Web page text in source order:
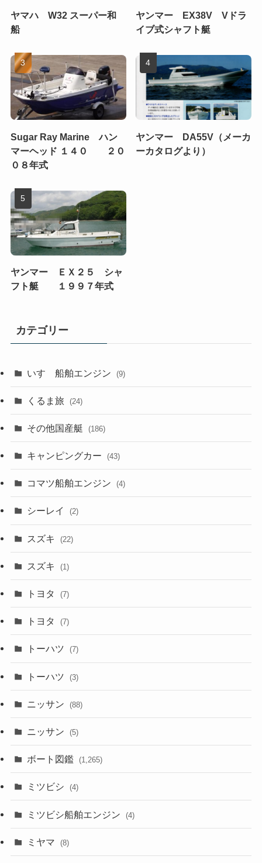
ヤマハ W32 スーパー和
船
ヤンマー EX38V Vドラ
イブ式シャフト艇
Sugar Ray Marine ハン
マーヘッド １４０ ２０
０８年式
ヤンマー DA55V（メーカ
ーカタログより）
ヤンマー ＥＸ２５ シャ
フト艇 １９９７年式
カテゴリー
いすゞ船舶エンジン (9)
くるま旅 (24)
その他国産艇 (186)
キャンピングカー (43)
コマツ船舶エンジン (4)
シーレイ (2)
スズキ (22)
スズキ (1)
トヨタ (7)
トヨタ (7)
トーハツ (7)
トーハツ (3)
ニッサン (88)
ニッサン (5)
ボート図鑑 (1,265)
ミツビシ (4)
ミツビシ船舶エンジン (4)
ミヤマ (8)